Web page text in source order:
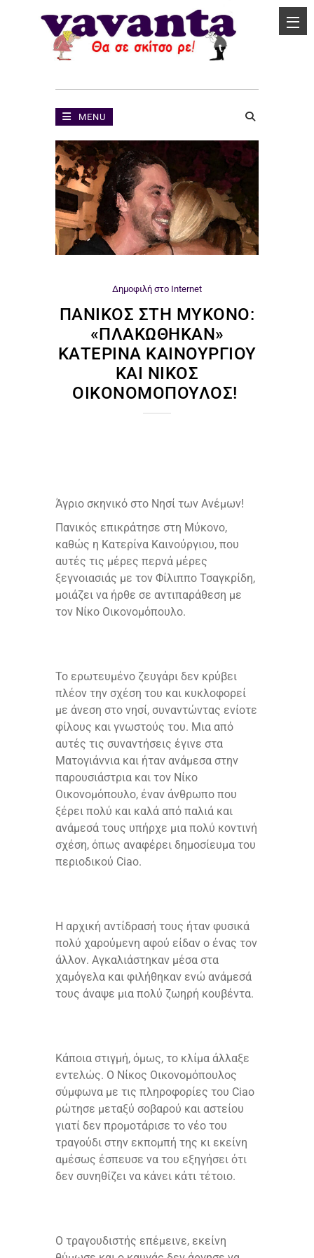
MENU
Δημοφιλή στο Internet
ΠΑΝΙΚΌΣ ΣΤΗ ΜΎΚΟΝΟ:
«ΠΛΑΚΏΘΗΚΑΝ»
ΚΑΤΕΡΊΝΑ ΚΑΙΝΟΎΡΓΙΟΥ
ΚΑΙ ΝΊΚΟΣ
ΟΙΚΟΝΟΜΌΠΟΥΛΟΣ!
Άγριο σκηνικό στο Νησί των Ανέμων!
Πανικός επικράτησε στη Μύκονο,
καθώς η Κατερίνα Καινούργιου, που
αυτές τις μέρες περνά μέρες
ξεγνοιασιάς με τον Φίλιππο Τσαγκρίδη,
μοιάζει να ήρθε σε αντιπαράθεση με
τον Νίκο Οικονομόπουλο.
Το ερωτευμένο ζευγάρι δεν κρύβει
πλέον την σχέση του και κυκλοφορεί
με άνεση στο νησί, συναντώντας ενίοτε
φίλους και γνωστούς του. Μια από
αυτές τις συναντήσεις έγινε στα
Ματογιάννια και ήταν ανάμεσα στην
παρουσιάστρια και τον Νίκο
Οικονομόπουλο, έναν άνθρωπο που
ξέρει πολύ και καλά από παλιά και
ανάμεσά τους υπήρχε μια πολύ κοντινή
σχέση, όπως αναφέρει δημοσίευμα του
περιοδικού Ciao.
Η αρχική αντίδρασή τους ήταν φυσικά
πολύ χαρούμενη αφού είδαν ο ένας τον
άλλον. Αγκαλιάστηκαν μέσα στα
χαμόγελα και φιλήθηκαν ενώ ανάμεσά
τους άναψε μια πολύ ζωηρή κουβέντα.
Κάποια στιγμή, όμως, το κλίμα άλλαξε
εντελώς. Ο Νίκος Οικονομόπουλος
σύμφωνα με τις πληροφορίες του Ciao
ρώτησε μεταξύ σοβαρού και αστείου
γιατί δεν προμοτάρισε το νέο του
τραγούδι στην εκπομπή της κι εκείνη
αμέσως έσπευσε να του εξηγήσει ότι
δεν συνηθίζει να κάνει κάτι τέτοιο.
Ο τραγουδιστής επέμεινε, εκείνη